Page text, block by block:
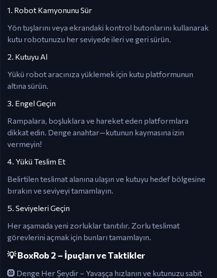
1. Robot Kamyonunu Sür
Yön tuşlarını veya ekrandaki kontrol butonlarını kullanarak
kutu robotunuzu her seviyede ileri ve geri sürün.
2. Kutuyu Al
Yükü robot aracınıza yüklemek için kutu platformunun
altına sürün.
3. Engel Geçin
Rampalara, boşluklara ve hareket eden platformlara
dikkat edin. Denge anahtar—kutunun kaymasına izin
vermeyin!
4. Yükü Teslim Et
Belirtilen teslimat alanına ulaşın ve kutuyu hedef bölgesine
bırakın ve seviyeyi tamamlayın.
5. Seviyeleri Geçin
Her aşamada yeni zorluklar tanıtılır. Zorlu teslimat
görevlerini açmak için bunları tamamlayın.
💡 BoxRob 2 – İpuçları ve Taktikler
🛞 Denge Her Şeydir – Yavaşça hızlanın ve kutunuzu sabit